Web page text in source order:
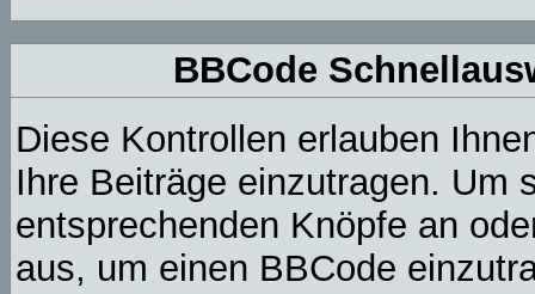
BBCode
Diese Kontrollen erlauben
Ihre Beiträge einzutragen. Um
entsprechenden Knöpfe an
aus, um einen BBCode